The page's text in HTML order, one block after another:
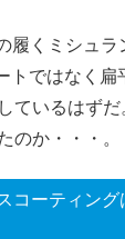
履くミシュラ
トではなく扁
ているはずだ
のか・・・。
コーティン